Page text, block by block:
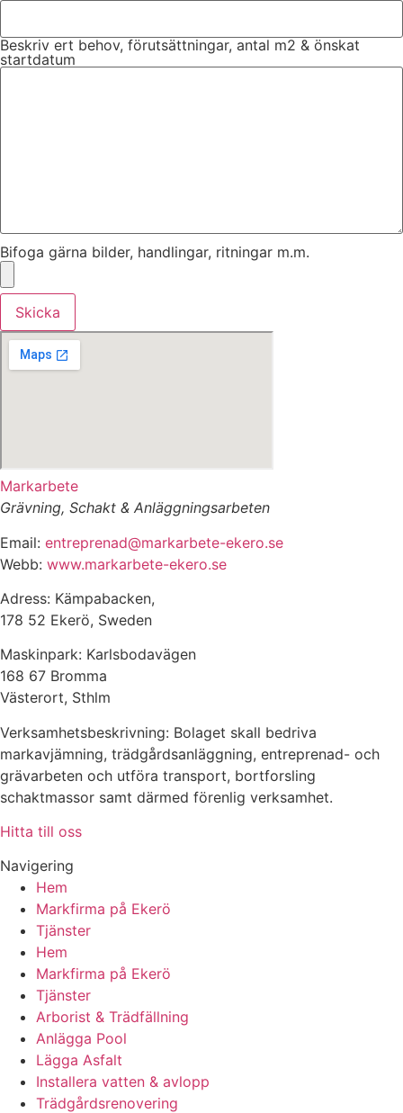
Beskriv ert behov, förutsättningar, antal m2 & önskat
startdatum
Bifoga gärna bilder, handlingar, ritningar m.m.
Skicka
Markarbete
Grävning, Schakt & Anläggningsarbeten
Email: entreprenad@markarbete-ekero.se
Webb: www.markarbete-ekero.se
Adress: Kämpabacken,
178 52 Ekerö, Sweden
Maskinpark: Karlsbodavägen
168 67 Bromma
Västerort, Sthlm
Verksamhetsbeskrivning: Bolaget skall bedriva
markavjämning, trädgårdsanläggning, entreprenad- och
grävarbeten och utföra transport, bortforsling
schaktmassor samt därmed förenlig verksamhet.
Hitta till oss
Navigering
Hem
Markfirma på Ekerö
Tjänster
Hem
Markfirma på Ekerö
Tjänster
Arborist & Trädfällning
Anlägga Pool
Lägga Asfalt
Installera vatten & avlopp
Trädgårdsrenovering